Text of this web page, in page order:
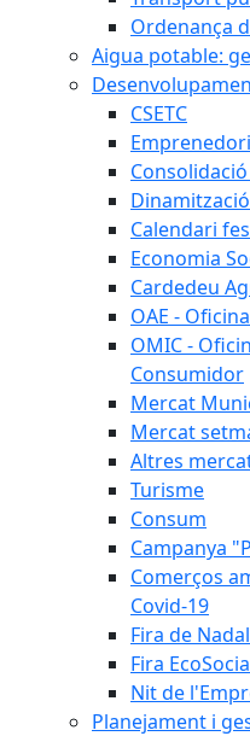
Ordenança
Aigua potable:
CSETC
Calendari
Economia
Cardedeu
OAE -
OMIC -
Consumidor
Mercat
Mercat
Altres
Turisme
Consum
Campanya
Comerços
Covid-19
Fira de
Fira
Nit de
Planejament i